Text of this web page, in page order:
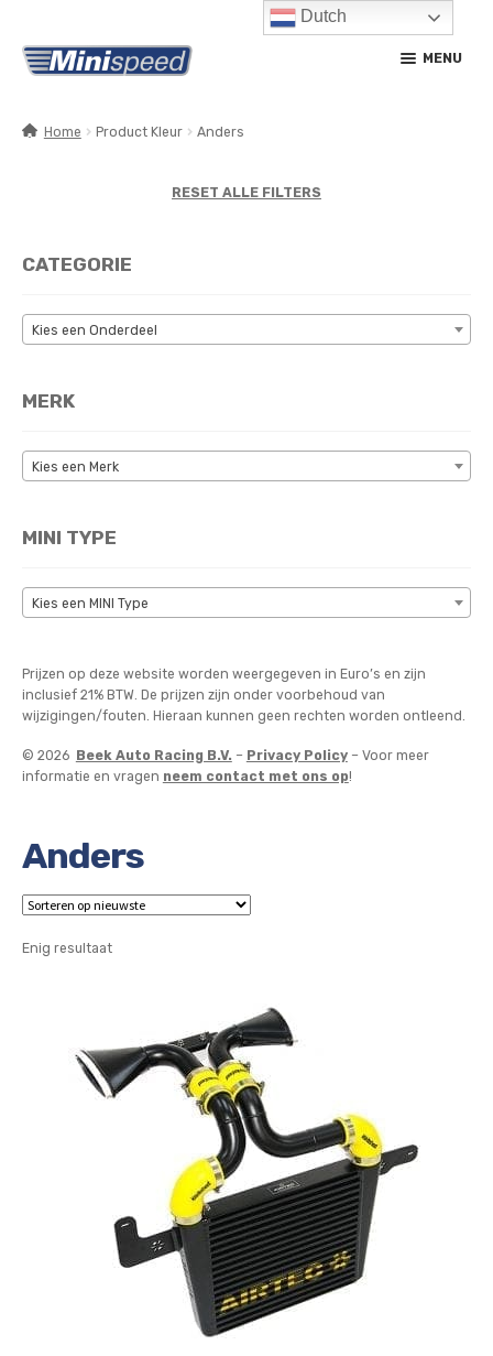
Ga
door
navigatie
Ga
naar
inhoud
MENU
CONTACT
MIJN ACCOUNT
Home Product Kleur Anders
Anders
Enig resultaat
RESET ALLE FILTERS
CATEGORIE
Kies een Onderdeel
MERK
Kies een Merk
MINI TYPE
Kies een MINI Type
Prijzen op deze website worden weergegeven in Euro’s en zijn
inclusief 21% BTW. De prijzen zijn onder voorbehoud van
wijzigingen/fouten. Hieraan kunnen geen rechten worden ontleend.
© 2026 Beek Auto Racing B.V. – Privacy Policy– Voor meer
informatie en vragen neem contact met ons op!
Dutch